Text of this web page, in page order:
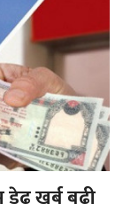
डेढ खर्ब बढी